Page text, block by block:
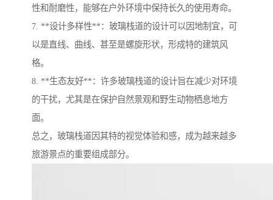
性和耐磨性，能够在户外环境中保持长久的使用寿命。
7. **设计多样性**：玻璃栈道的设计可以因地制宜，可
以是直线、曲线、甚至是螺旋形状，形成特的建筑风
格。
8. **生态友好**：许多玻璃栈道的设计旨在减少对环境
的干扰，尤其是在保护自然景观和野生动物栖息地方
面。
总之，玻璃栈道因其特的视觉体验和感，成为越来越多
旅游景点的重要组成部分。